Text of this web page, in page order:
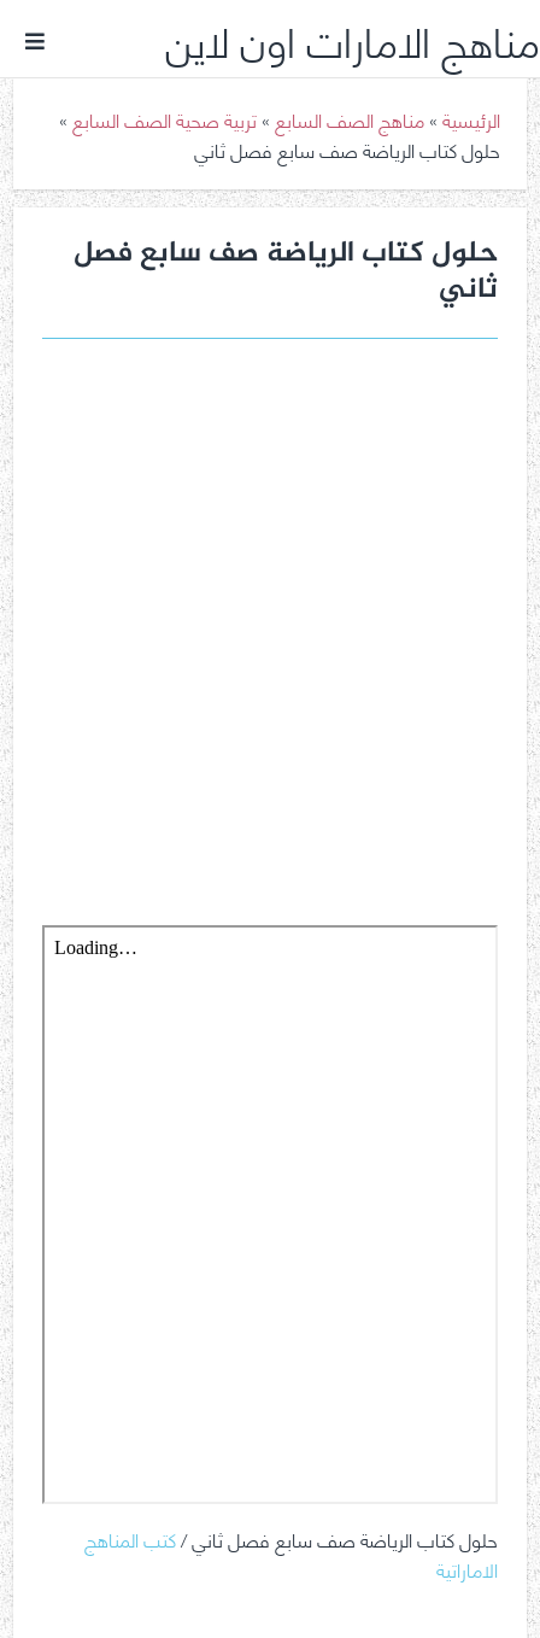
مناهج الامارات اون لاين
الرئيسية»مناهج الصف السابع»تربية صحية الصف السابع»
حلول كتاب الرياضة صف سابع فصل ثاني
حلول كتاب الرياضة صف سابع فصل
ثاني
حلول كتاب الرياضة صف سابع فصل ثاني /كتب المناهج
الاماراتية